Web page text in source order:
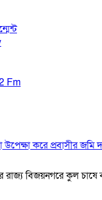
Fm
করে প্রবাসীর জমি
রাজ্য বিজয়নগরে কুল চাষে